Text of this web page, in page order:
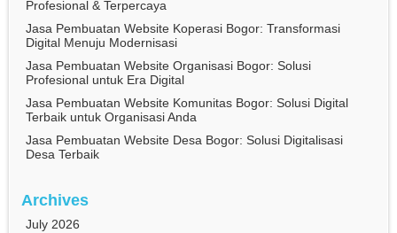
Profesional & Terpercaya
Jasa Pembuatan Website Koperasi Bogor: Transformasi
Digital Menuju Modernisasi
Jasa Pembuatan Website Organisasi Bogor: Solusi
Profesional untuk Era Digital
Jasa Pembuatan Website Komunitas Bogor: Solusi Digital
Terbaik untuk Organisasi Anda
Jasa Pembuatan Website Desa Bogor: Solusi Digitalisasi
Desa Terbaik
Archives
July 2026